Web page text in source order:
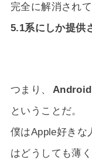
完全に解消されて
5.1系にしか提供
つまり、 Android
ということだ。
僕はApple好きな
はどうしても薄